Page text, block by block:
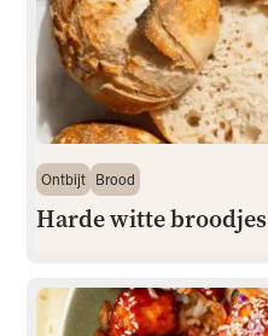
Ontbijt Brood
Harde witte broodjes